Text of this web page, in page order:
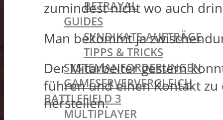
BETRAYAL
GUIDES
SYNDIKATS-AUFTRÄGE
TIPPS & TRICKS
SYSTEMANFORDERUNGEN
GAMESERVERVERGLEICH
BATTLEFIELD 3
MULTIPLAYER
zumindest nicht wo auch
Man bekommt ja
Der Mitarbeiter gestern
führen und einen Kontakt
herstellen.